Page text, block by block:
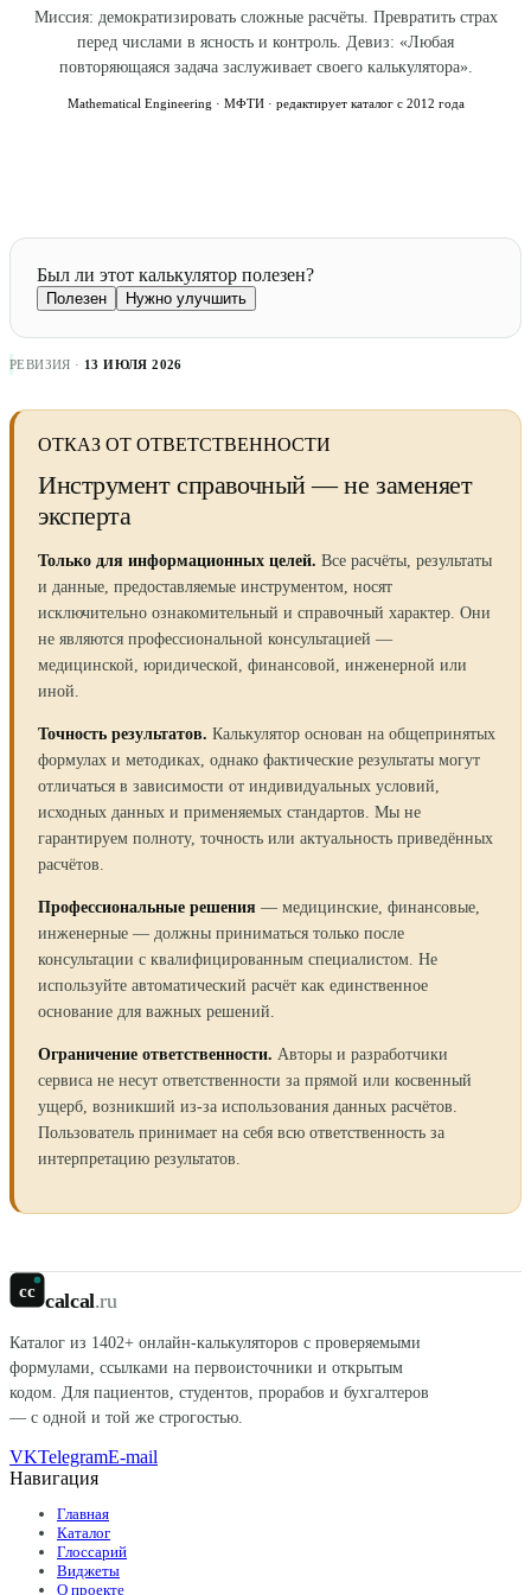
Миссия: демократизировать сложные расчёты. Превратить страх
перед числами в ясность и контроль. Девиз: «Любая
повторяющаяся задача заслуживает своего калькулятора».
Mathematical Engineering · МФТИ · редактирует каталог с 2012 года
Был ли этот калькулятор полезен?
Полезен Нужно улучшить
РЕВИЗИЯ · 13 ИЮЛЯ 2026
ОТКАЗ ОТ ОТВЕТСТВЕННОСТИ
Инструмент справочный — не заменяет
эксперта
Только для информационных целей. Все расчёты, результаты
и данные, предоставляемые инструментом, носят
исключительно ознакомительный и справочный характер. Они
не являются профессиональной консультацией —
медицинской, юридической, финансовой, инженерной или
иной.
Точность результатов. Калькулятор основан на общепринятых
формулах и методиках, однако фактические результаты могут
отличаться в зависимости от индивидуальных условий,
исходных данных и применяемых стандартов. Мы не
гарантируем полноту, точность или актуальность приведённых
расчётов.
Профессиональные решения — медицинские, финансовые,
инженерные — должны приниматься только после
консультации с квалифицированным специалистом. Не
используйте автоматический расчёт как единственное
основание для важных решений.
Ограничение ответственности. Авторы и разработчики
сервиса не несут ответственности за прямой или косвенный
ущерб, возникший из-за использования данных расчётов.
Пользователь принимает на себя всю ответственность за
интерпретацию результатов.
cc calcal.ru
Каталог из 1402+ онлайн-калькуляторов с проверяемыми
формулами, ссылками на первоисточники и открытым
кодом. Для пациентов, студентов, прорабов и бухгалтеров
— с одной и той же строгостью.
VKTelegramE-mail
Навигация
Главная
Каталог
Глоссарий
Виджеты
О проекте